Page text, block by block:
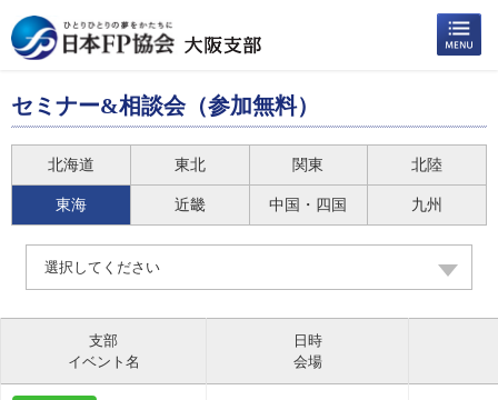
セミナー&相談会（参加無料）
北海道 東北 関東 北陸
東海 近畿 中国・四国 九州
選択してください
支部
イベント名
日時
会場